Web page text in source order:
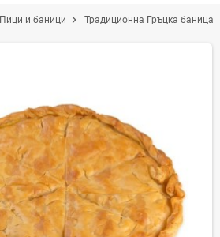
Пици и баници chevron_right Традиционна Гръцка баница